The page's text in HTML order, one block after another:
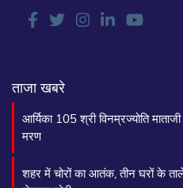
ताजा खबरे
आर्यिका 105 श्री विनम्रज्योति
मरण
शहर में चोरों का आतंक, तीन घरों के